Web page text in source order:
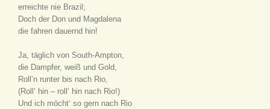
erreichte nie Brazil;
Doch der Don und Magdalena
die fahren dauernd hin!
Ja, täglich von South-Ampton,
die Dampfer, weiß und Gold,
Roll’n runter bis nach Rio,
(Roll‘ hin – roll‘ hin nach Rio!)
Und ich möcht‘ so gern nach Rio